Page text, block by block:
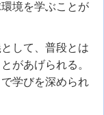
境を学ぶことが
して、普段とは
があげられる。
学びを深められ